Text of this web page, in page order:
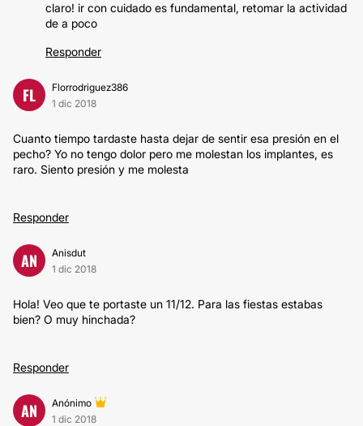
claro! ir con cuidado es fundamental, retomar la actividad
de a poco
Responder
FL
Florrodriguez386
1 dic 2018
Cuanto tiempo tardaste hasta dejar de sentir esa presión en el
pecho? Yo no tengo dolor pero me molestan los implantes, es
raro. Siento presión y me molesta
Responder
AN
Anisdut
1 dic 2018
Hola! Veo que te portaste un 11/12. Para las fiestas estabas
bien? O muy hinchada?
Responder
AN
Anónimo
1 dic 2018